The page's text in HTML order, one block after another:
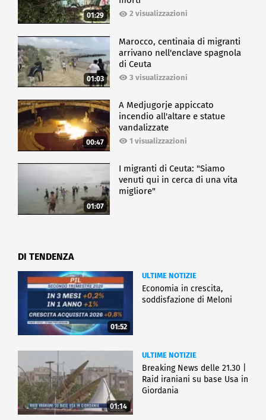
01:29 2 visualizzazioni
01:03
Marocco, centinaia di migranti
arrivano nell'enclave spagnola
di Ceuta
3 visualizzazioni
00:47
A Medjugorje appiccato
incendio all'altare e statue
vandalizzate
1 visualizzazioni
01:07
I migranti di Ceuta: "Siamo
venuti qui in cerca di una vita
migliore"
DI TENDENZA
01:52
ULTIME NOTIZIE
Economia in crescita,
soddisfazione di Meloni
01:14
ULTIME NOTIZIE
Breaking News delle 21.30 |
Raid iraniani su base Usa in
Giordania